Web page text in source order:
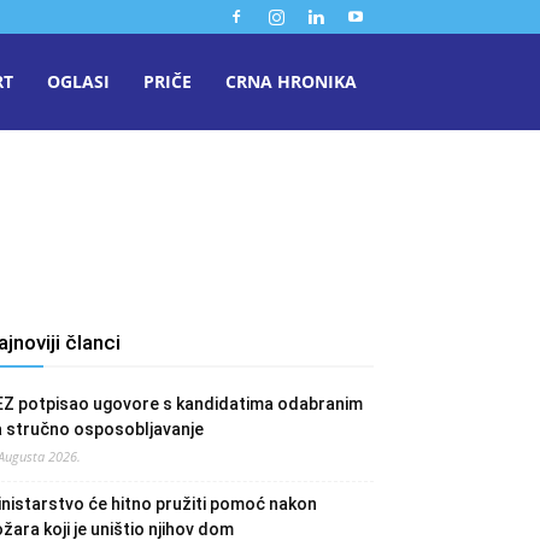
OGLASI PRIČE CRNA HRONIKA
članci
potpisao ugovore s kandidatima odabranim
stručno osposobljavanje
2026.
će hitno pružiti pomoć nakon
koji je uništio njihov dom